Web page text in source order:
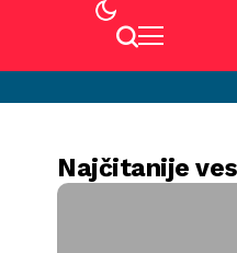
Najčitanije